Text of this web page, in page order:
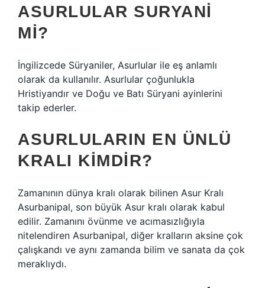
ASURLULAR SURYANI
MI?
İngilizcede Süryaniler, Asurlular ile eş anlamlı
olarak da kullanılır. Asurlular çoğunlukla
Hristiyandır ve Doğu ve Batı Süryani ayinlerini
takip ederler.
ASURLULARIN EN ÜNLÜ
KRALI KIMDIR?
Zamanının dünya kralı olarak bilinen Asur Kralı
Asurbanipal, son büyük Asur kralı olarak kabul
edilir. Zamanını övünme ve acımasızlığıyla
nitelendiren Asurbanipal, diğer kralların aksine çok
çalışkandı ve aynı zamanda bilim ve sanata da çok
meraklıydı.